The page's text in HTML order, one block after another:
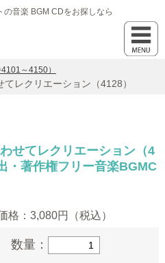
音楽 BGM CDをお探しなら
～4150）
レクリエーション（4128）
せてレクリエーション（4
・著作権フリー音楽BGMC
格： 3,080円（税込）
数量：